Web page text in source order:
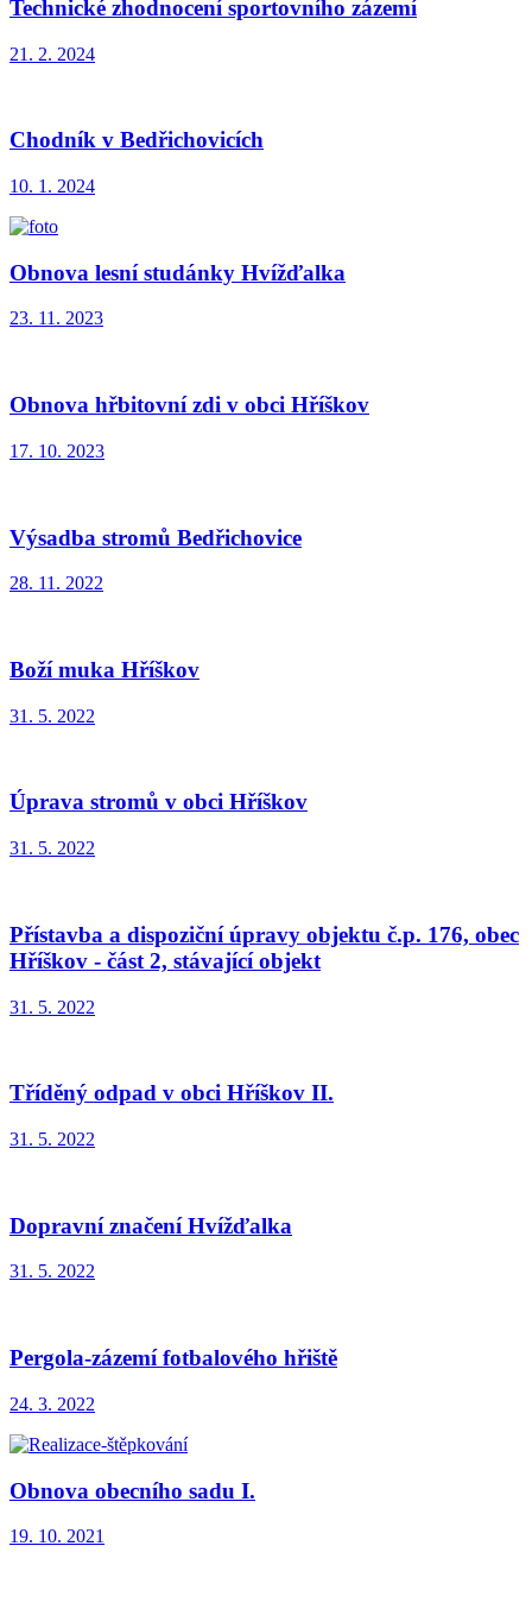
Technické zhodnocení sportovního zázemí
21. 2. 2024
Chodník v Bedřichovicích
10. 1. 2024
Obnova lesní studánky Hvížďalka
23. 11. 2023
Obnova hřbitovní zdi v obci Hříškov
17. 10. 2023
Výsadba stromů Bedřichovice
28. 11. 2022
Boží muka Hříškov
31. 5. 2022
Úprava stromů v obci Hříškov
31. 5. 2022
Přístavba a dispoziční úpravy objektu č.p. 176, obec
Hříškov - část 2, stávající objekt
31. 5. 2022
Tříděný odpad v obci Hříškov II.
31. 5. 2022
Dopravní značení Hvížďalka
31. 5. 2022
Pergola-zázemí fotbalového hřiště
24. 3. 2022
Obnova obecního sadu I.
19. 10. 2021